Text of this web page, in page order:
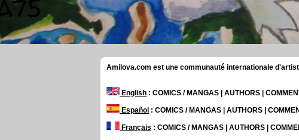
Amilova.com est une communauté internationale
English : COMICS / MANGAS | AUTHORS |
Español : COMICS / MANGAS | AUTHORS |
Français : COMICS / MANGAS | AUTHORS |